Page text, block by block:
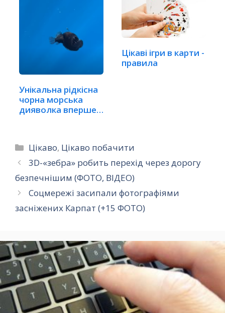
Унікальна рідкісна
чорна морська
дияволка вперше…
Цікаві ігри в карти -
правила
Категорії
Цікаво, Цікаво побачити
3D-«зебра» робить перехід через дорогу
безпечнішим (ФОТО, ВІДЕО)
Соцмережі засипали фотографіями
засніжених Карпат (+15 ФОТО)